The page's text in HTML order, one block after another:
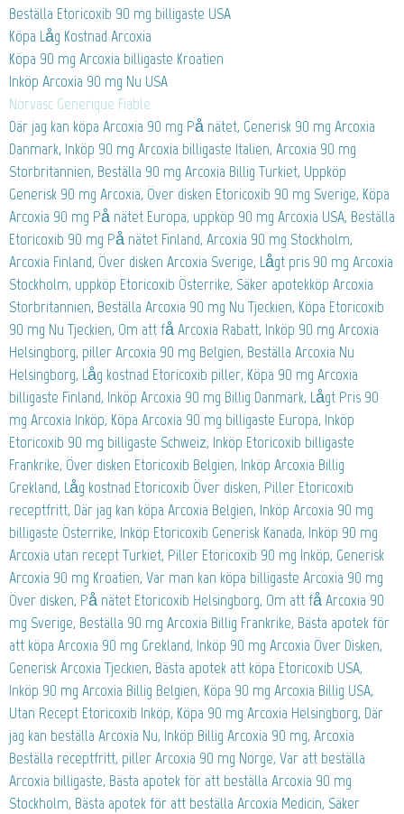
Beställa Etoricoxib 90 mg billigaste USA
Köpa Låg Kostnad Arcoxia
Köpa 90 mg Arcoxia billigaste Kroatien
Inköp Arcoxia 90 mg Nu USA
Norvasc Generique Fiable
Där jag kan köpa Arcoxia 90 mg På nätet, Generisk 90 mg Arcoxia
Danmark, Inköp 90 mg Arcoxia billigaste Italien, Arcoxia 90 mg
Storbritannien, Beställa 90 mg Arcoxia Billig Turkiet, Uppköp
Generisk 90 mg Arcoxia, Över disken Etoricoxib 90 mg Sverige, Köpa
Arcoxia 90 mg På nätet Europa, uppköp 90 mg Arcoxia USA, Beställa
Etoricoxib 90 mg På nätet Finland, Arcoxia 90 mg Stockholm,
Arcoxia Finland, Över disken Arcoxia Sverige, Lågt pris 90 mg Arcoxia
Stockholm, uppköp Etoricoxib Österrike, Säker apotekköp Arcoxia
Storbritannien, Beställa Arcoxia 90 mg Nu Tjeckien, Köpa Etoricoxib
90 mg Nu Tjeckien, Om att få Arcoxia Rabatt, Inköp 90 mg Arcoxia
Helsingborg, piller Arcoxia 90 mg Belgien, Beställa Arcoxia Nu
Helsingborg, Låg kostnad Etoricoxib piller, Köpa 90 mg Arcoxia
billigaste Finland, Inköp Arcoxia 90 mg Billig Danmark, Lågt Pris 90
mg Arcoxia Inköp, Köpa Arcoxia 90 mg billigaste Europa, Inköp
Etoricoxib 90 mg billigaste Schweiz, Inköp Etoricoxib billigaste
Frankrike, Över disken Etoricoxib Belgien, Inköp Arcoxia Billig
Grekland, Låg kostnad Etoricoxib Över disken, Piller Etoricoxib
receptfritt, Där jag kan köpa Arcoxia Belgien, Inköp Arcoxia 90 mg
billigaste Österrike, Inköp Etoricoxib Generisk Kanada, Inköp 90 mg
Arcoxia utan recept Turkiet, Piller Etoricoxib 90 mg Inköp, Generisk
Arcoxia 90 mg Kroatien, Var man kan köpa billigaste Arcoxia 90 mg
Över disken, På nätet Etoricoxib Helsingborg, Om att få Arcoxia 90
mg Sverige, Beställa 90 mg Arcoxia Billig Frankrike, Bästa apotek för
att köpa Arcoxia 90 mg Grekland, Inköp 90 mg Arcoxia Över Disken,
Generisk Arcoxia Tjeckien, Bästa apotek att köpa Etoricoxib USA,
Inköp 90 mg Arcoxia Billig Belgien, Köpa 90 mg Arcoxia Billig USA,
Utan Recept Etoricoxib Inköp, Köpa 90 mg Arcoxia Helsingborg, Där
jag kan beställa Arcoxia Nu, Inköp Billig Arcoxia 90 mg, Arcoxia
Beställa receptfritt, piller Arcoxia 90 mg Norge, Var att beställa
Arcoxia billigaste, Bästa apotek för att beställa Arcoxia 90 mg
Stockholm, Bästa apotek för att beställa Arcoxia Medicin, Säker